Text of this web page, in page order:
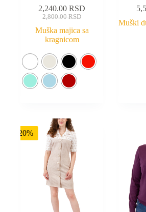
2,800.00RSD
2,240.00RSD
Muška majica sa
kragnicom
Muški
-20%